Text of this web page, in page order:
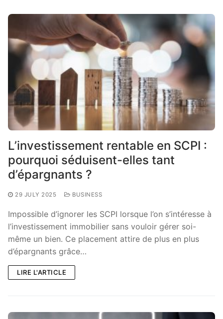
L’investissement rentable en SCPI :
pourquoi séduisent-elles tant
d’épargnants ?
29 JULY 2025 BUSINESS
Impossible d’ignorer les SCPI lorsque l’on s’intéresse à
l’investissement immobilier sans vouloir gérer soi-
même un bien. Ce placement attire de plus en plus
d’épargnants grâce…
LIRE L'ARTICLE